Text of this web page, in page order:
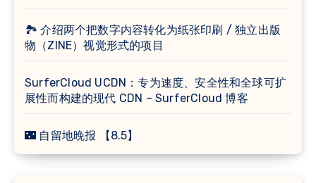
🏞 介绍两个把数字内容转化为纸张印刷 / 独立出版
物（ZINE）视觉形式的项目
SurferCloud UCDN：专为速度、安全性和全球可扩
展性而构建的现代 CDN – SurferCloud 博客
🌃 自留地晚报 【8.5】